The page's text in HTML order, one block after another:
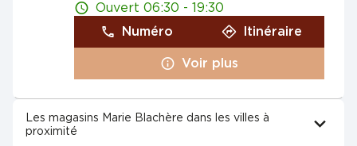
Ouvert 06:30 - 19:30
Numéro
Itinéraire
Voir plus
Les magasins Marie Blachère dans les villes à
proximité